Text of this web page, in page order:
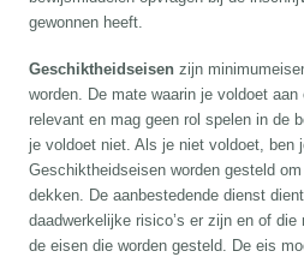
gewonnen heeft.
Geschiktheidseisen zijn
worden. De mate waarin je voldoet
relevant en mag geen rol spelen in de
je voldoet niet. Als je niet voldoet, ben
Geschiktheidseisen worden gesteld
dekken. De aanbestedende dienst
daadwerkelijke risico’s er zijn en of die
de eisen die worden gesteld. De eis